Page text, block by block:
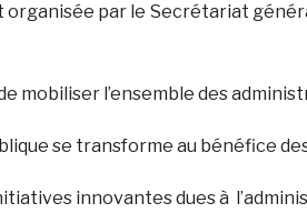
organisée par le Secrétariat
mobiliser l’ensemble des
se transforme au bénéfice
innovantes dues à